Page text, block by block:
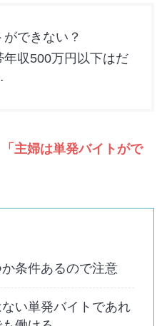
できない？
収500万円以下はだ
「主婦は単発バイトがで
条件あるので注意
い単発バイトであれ